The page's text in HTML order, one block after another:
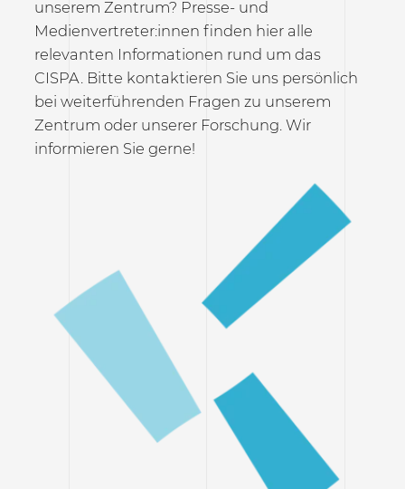
unserem Zentrum? Presse- und
Medienvertreter:innen finden hier alle
relevanten Informationen rund um das
CISPA. Bitte kontaktieren Sie uns persönlich
bei weiterführenden Fragen zu unserem
Zentrum oder unserer Forschung. Wir
informieren Sie gerne!